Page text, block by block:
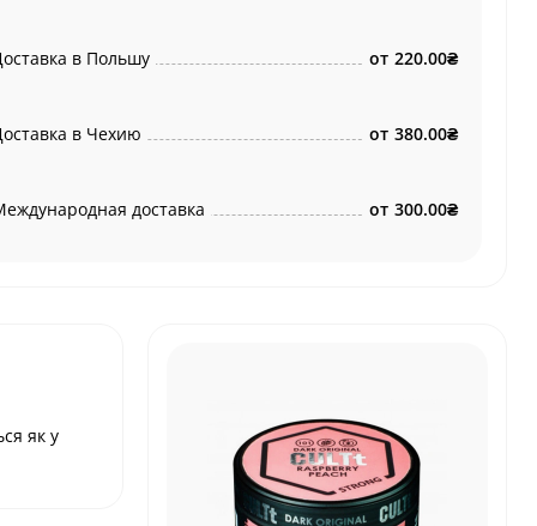
в Польшу от 220.00₴
в Чехию от 380.00₴
доставка от 300.00₴
як у